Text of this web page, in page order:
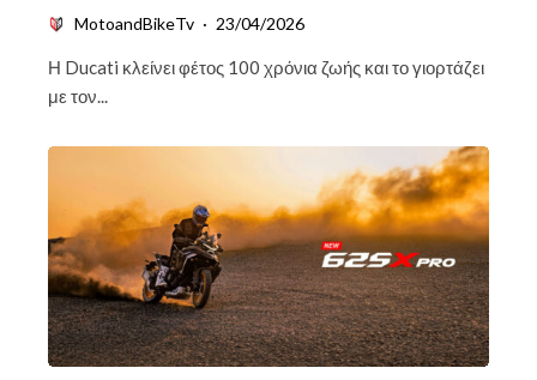
MotoandBikeTv · 23/04/2026
Η Ducati κλείνει φέτος 100 χρόνια ζωής και το γιορτάζει
με τον...